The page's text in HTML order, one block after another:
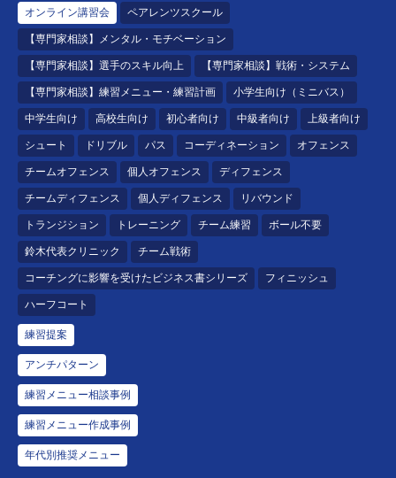
オンライン講習会 ペアレンツスクール
【専門家相談】メンタル・モチベーション
【専門家相談】選手のスキル向上 【専門家相談】戦術・システム
【専門家相談】練習メニュー・練習計画 小学生向け（ミニバス）
中学生向け 高校生向け 初心者向け 中級者向け 上級者向け
シュート ドリブル パス コーディネーション オフェンス
チームオフェンス 個人オフェンス ディフェンス
チームディフェンス 個人ディフェンス リバウンド
トランジション トレーニング チーム練習 ボール不要
鈴木代表クリニック チーム戦術
コーチングに影響を受けたビジネス書シリーズ フィニッシュ
ハーフコート
練習提案
アンチパターン
練習メニュー相談事例
練習メニュー作成事例
年代別推奨メニュー